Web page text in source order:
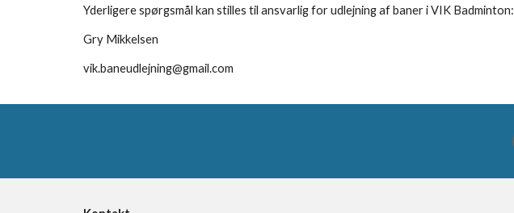
Yderligere spørgsmål kan stilles til ansvarlig for udlejning af baner i VIK Badminton:
Gry Mikkelsen
vik.baneudlejning@gmail.com